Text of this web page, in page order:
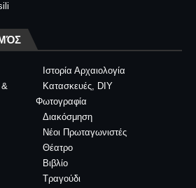
Ιστορία Αρχαιολογία
&
Κατασκευές, DIY
Φωτογραφία
Διακόσμηση
Νέοι Πρωταγωνιστές
Θέατρο
Βιβλίο
Τραγούδι